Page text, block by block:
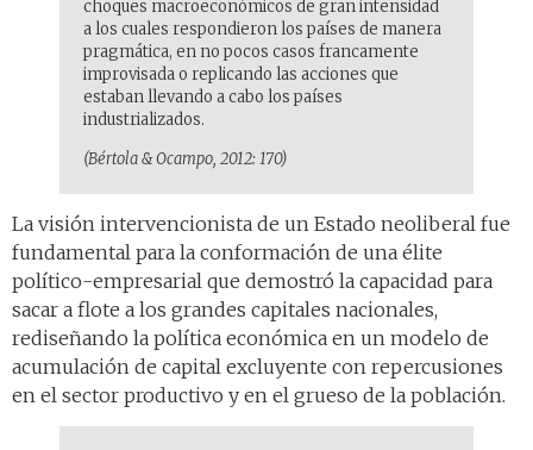
choques macroeconómicos de gran intensidad
a los cuales respondieron los países de manera
pragmática, en no pocos casos francamente
improvisada o replicando las acciones que
estaban llevando a cabo los países
industrializados.
(Bértola & Ocampo, 2012: 170)
La visión intervencionista de un Estado neoliberal fue
fundamental para la conformación de una élite
político-empresarial que demostró la capacidad para
sacar a flote a los grandes capitales nacionales,
rediseñando la política económica en un modelo de
acumulación de capital excluyente con repercusiones
en el sector productivo y en el grueso de la población.